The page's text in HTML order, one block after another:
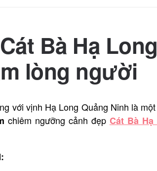
Bà Hạ
lòng người
với vịnh Hạ Long Quảng Ninh là
chiêm ngưỡng cảnh đẹp Cát Bà Hạ